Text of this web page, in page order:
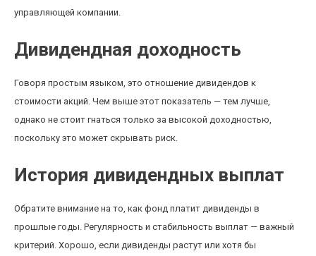
управляющей компании.
Дивидендная доходность
Говоря простым языком, это отношение дивидендов к
стоимости акций. Чем выше этот показатель — тем лучше,
однако не стоит гнаться только за высокой доходностью,
поскольку это может скрывать риск.
История дивидендных выплат
Обратите внимание на то, как фонд платит дивиденды в
прошлые годы. Регулярность и стабильность выплат — важный
критерий. Хорошо, если дивиденды растут или хотя бы